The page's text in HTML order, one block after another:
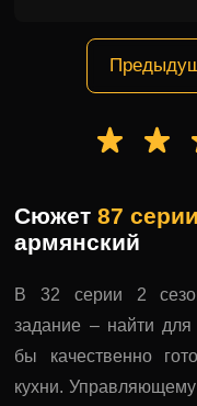
Сюжет87 серии
армянский
В 32 серии 2
задание – найти
бы качественно
кухни.